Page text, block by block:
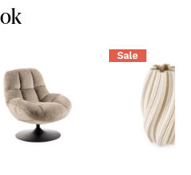
Sale